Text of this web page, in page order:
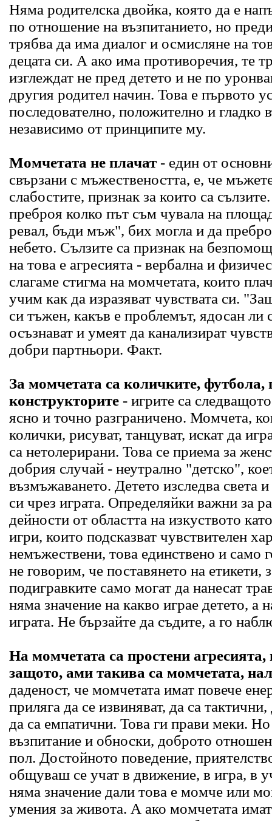
Няма родителска двойка, която да е
по отношение на възпитанието, но
трябва да има диалог и осмисляне на
децата си. А ако има противоречия, те
изглеждат не пред детето и не по
другия родител начин. Това е първото
последователно, положително и гладко
независимо от принципите му.
Момчетата не плачат - един от
свързани с мъжествеността, е, че
слабостите, признак за които са
преброя колко път съм чувала на
ревал, бъди мъж", бих могла и да
небето. Сълзите са признак на
на това е агресията - вербална и
слагаме стигма на момчетата, които
учим как да изразяват чувствата си.
си тъжен, какъв е проблемът, ядосан
осъзнават и умеят да канализират
добри партньори. Факт.
За момчетата са количките, футбола,
конструкторите - игрите са
ясно и точно разграничено. Момчета,
колички, рисуват, танцуват, искат да
са нетолерирани. Това се приема за
добрия случай - неутрално "детско",
възмъжаването. Детето изследва света
си чрез играта. Определяйки важни за
дейности от областта на изкуството
игри, които подсказват чувствителен
немъжествени, това единствено и само
не говорим, че поставянето на етикети,
подигравките само могат да нанесат
няма значение на какво играе детето, а
играта. Не бързайте да съдите, а го
На момчетата са простени агресията,
защото, ами такива са момчетата,
даденост, че момчетата имат повече
приляга да се извиняват, да са
да са емпатични. Това ги прави меки.
възпитание и обноски, доброто
пол. Достойното поведение,
общуваш се учат в движение, в игра, в
няма значение дали това е момче или
умения за живота. А ако момчетата